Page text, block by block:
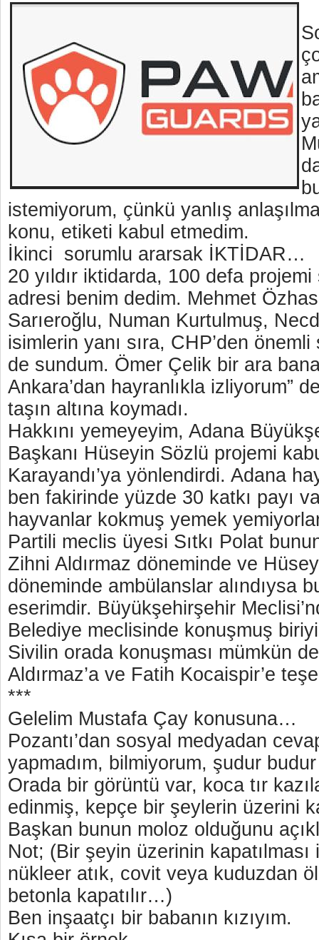
istemiyorum, çünkü yanlış
konu, etiketi kabul etmedim.
İkinci sorumlu ararsak İKTİDAR…
20 yıldır iktidarda, 100 defa
adresi benim dedim. Mehmet
Sarıeroğlu, Numan Kurtulmuş,
isimlerin yanı sıra, CHP’den
de sundum. Ömer Çelik bir ara
Ankara’dan hayranlıkla izliyorum”
taşın altına koymadı.
Hakkını yemeyeyim, Adana
Başkanı Hüseyin Sözlü projemi
Karayandı’ya yönlendirdi. Adana
ben fakirinde yüzde 30 katkı payı
hayvanlar kokmuş yemek
Partili meclis üyesi Sıtkı Polat
Zihni Aldırmaz döneminde ve
döneminde ambülanslar alındıysa
eserimdir. Büyükşehirşehir
Belediye meclisinde konuşmuş
Sivilin orada konuşması mümkün
Aldırmaz’a ve Fatih Kocaispir’e
***
Gelelim Mustafa Çay konusuna…
Pozantı’dan sosyal medyadan
yapmadım, bilmiyorum, şudur
Orada bir görüntü var, koca tır
edinmiş, kepçe bir şeylerin üzerini
Başkan bunun moloz olduğunu
Not; (Bir şeyin üzerinin kapatılması
nükleer atık, covit veya kuduzdan
betonla kapatılır…)
Ben inşaatçı bir babanın kızıyım.